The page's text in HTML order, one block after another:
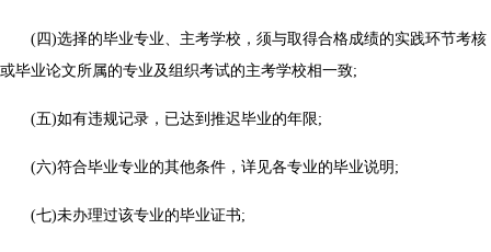
(四)选择的毕业专业、主考学校，须与取得合格成绩的实践环节考核
或毕业论文所属的专业及组织考试的主考学校相一致;
(五)如有违规记录，已达到推迟毕业的年限;
(六)符合毕业专业的其他条件，详见各专业的毕业说明;
(七)未办理过该专业的毕业证书;